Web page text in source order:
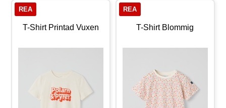
Matcha med tillhörande shorts
för ett helt set!Sweatshirt t-shirt
T-Shirt Printad Vuxen
REA
T-Shirt Blommig
REA